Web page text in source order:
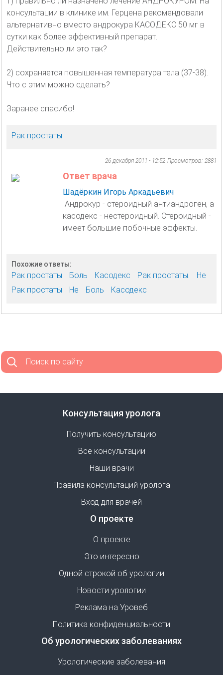
консультации в клинике им. Герцена рекомендовали
альтернативно вместо андрокура КАСОДЕКС 50 мг в
сутки как более эффективный препарат.
Действительно ли это так?
2) сохраняется повышенная температура тела (37-38).
Что с этим можно сделать?
Заранее спасибо!
Рак простаты
26 декабря 2011 - 12:52 Просмотров: 2881
Ответ врача
Шадёркин Игорь Аркадьевич
Андрокур - стероидный антиандроген, а
касодекс - нестероидный. Стероидный -
имеет большие побочные эффекты.
Похожие ответы:
Рак простаты Боль Касодекс Рак простаты.
Не
Рак простаты
Не Боль Касодекс
Поиск по сайту
Консультация уролога
Получить консультацию
Все консультации
Наши врачи
Правила консультаций уролога
Вход для врачей
О проекте
О проекте
Это интересно
Одной строкой об урологии
Новости урологии
Реклама на Уровеб
Политика конфиденциальности
Об урологических заболеваниях
Урологические заболевания